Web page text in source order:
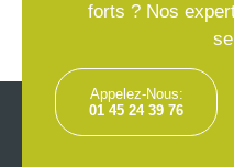
forts ? Nos
Appelez-Nous:
01 45 24 39 76